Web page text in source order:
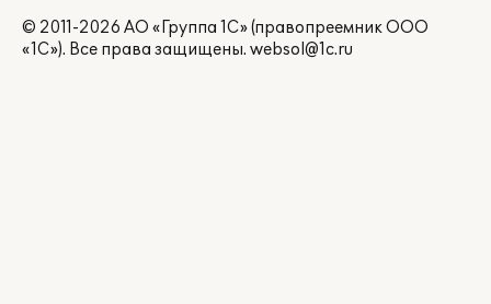
© 2011-2026 АО «Группа 1С» (правопреемник ООО
«1С»). Все права защищены. websol@1c.ru